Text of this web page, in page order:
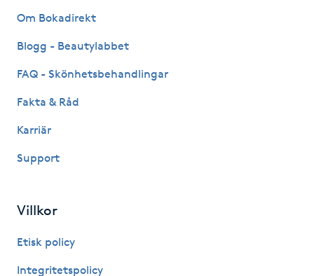
H
Hatha Yoga
Healing
Herrklippning
HIFU
Hollywood Peel
Om Bokadirekt
Blogg - Beautylabbet
FAQ - Skönhetsbehandlingar
Fakta & Råd
Karriär
Support
Villkor
Etisk policy
Integritetspolicy